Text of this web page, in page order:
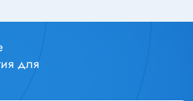
для